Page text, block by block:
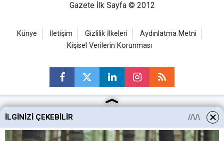
Gazete İlk Sayfa © 2012
Künye İletişim Gizlilik İlkeleri
Aydınlatma Metni
Kişisel Verilerin Korunması
Ankara Haberleri
Keçiören Haberleri
İLGINIZI ÇEKEBILIR